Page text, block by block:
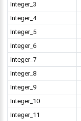
Integer_3
Integer_4
Integer_5
Integer_6
Integer_7
Integer_8
Integer_9
Integer_10
Integer_11